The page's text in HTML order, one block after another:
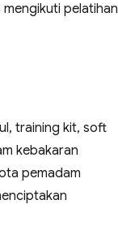
pelatihan
training kit, soft
kebakaran
pemadam